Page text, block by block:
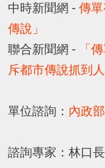
中時新聞網 -傳
傳說」
聯合新聞網 -
「
斥都市傳說抓到
單位諮詢： 內政
諮詢專家：林口